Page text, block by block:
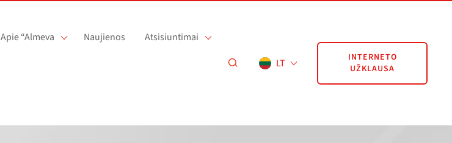
Apie “Almeva Naujienos Atsisiuntimai
LT
INTERNETO
UŽKLAUSA